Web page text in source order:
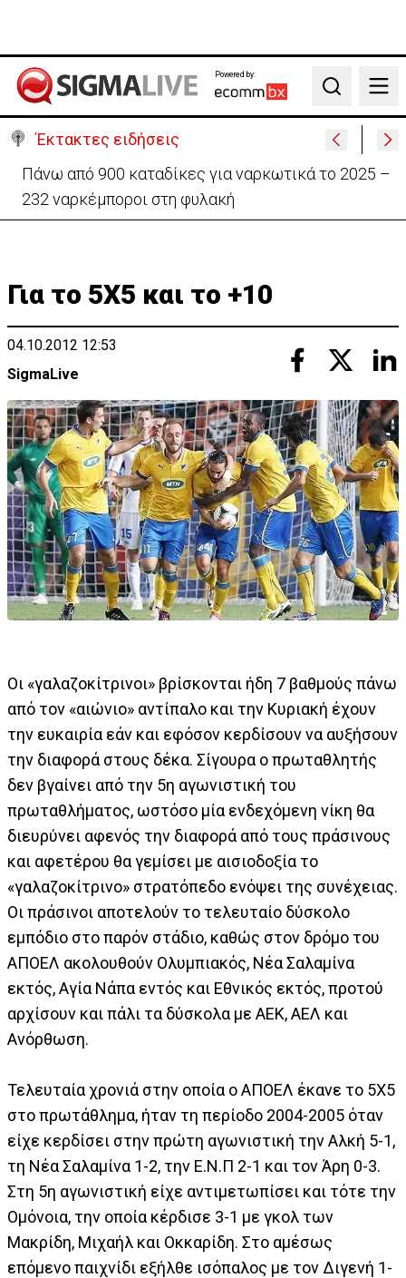
Powered by:
Search
Έκτακτες ειδήσεις
Θέλει να ξαναζωντανέψει την «Corner» o
Προύντζος - «Πληγώνει τις αναμνήσεις»
Για το 5Χ5 και το +10
04.10.2012 12:53
SigmaLive
Οι «γαλαζοκίτρινοι» βρίσκονται ήδη 7 βαθμούς πάνω
από τον «αιώνιο» αντίπαλο και την Κυριακή έχουν
την ευκαιρία εάν και εφόσον κερδίσουν να αυξήσουν
την διαφορά στους δέκα. Σίγουρα ο πρωταθλητής
δεν βγαίνει από την 5η αγωνιστική του
πρωταθλήματος, ωστόσο μία ενδεχόμενη νίκη θα
διευρύνει αφενός την διαφορά από τους πράσινους
και αφετέρου θα γεμίσει με αισιοδοξία το
«γαλαζοκίτρινο» στρατόπεδο ενόψει της συνέχειας.
Οι πράσινοι αποτελούν το τελευταίο δύσκολο
εμπόδιο στο παρόν στάδιο, καθώς στον δρόμο του
ΑΠΟΕΛ ακολουθούν Ολυμπιακός, Νέα Σαλαμίνα
εκτός, Αγία Νάπα εντός και Εθνικός εκτός, προτού
αρχίσουν και πάλι τα δύσκολα με ΑΕΚ, ΑΕΛ και
Ανόρθωση.
Τελευταία χρονιά στην οποία ο ΑΠΟΕΛ έκανε το 5Χ5
στο πρωτάθλημα, ήταν τη περίοδο 2004-2005 όταν
είχε κερδίσει στην πρώτη αγωνιστική την Αλκή 5-1,
τη Νέα Σαλαμίνα 1-2, την Ε.Ν.Π 2-1 και τον Άρη 0-3.
Στη 5η αγωνιστική είχε αντιμετωπίσει και τότε την
Ομόνοια, την οποία κέρδισε 3-1 με γκολ των
Μακρίδη, Μιχαήλ και Οκκαρίδη. Στο αμέσως
επόμενο παιχνίδι εξήλθε ισόπαλος με τον Διγενή 1-